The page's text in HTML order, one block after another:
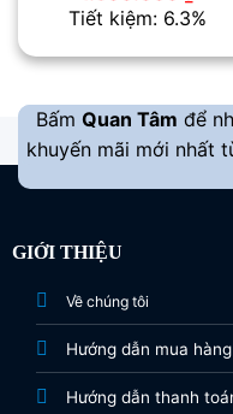
gốc
là:
hiện
tại
Tiết kiệm: 6.3%
Bấm Quan Tâm để
khuyến mãi mới nhất
GIỚI THIỆU
Về chúng tôi
Hướng dẫn mua hàng
Hướng dẫn thanh